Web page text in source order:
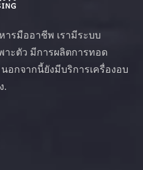
ารมืออาชีพ เรามีระบบ
ะตัว มีการผลิตการทอด
อกจากนี้ยังมีบริการเครื่องอบ
.